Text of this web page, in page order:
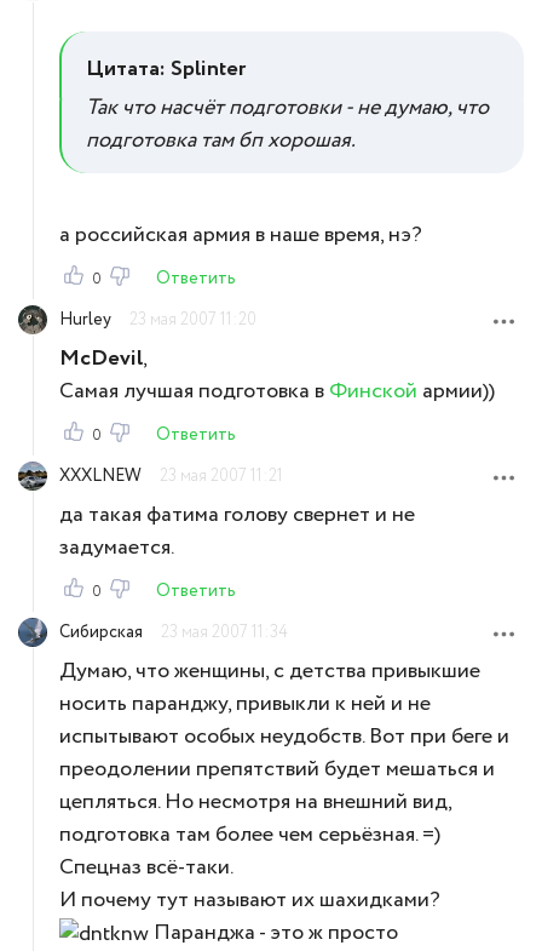
Цитата: Splinter
Так что насчёт подготовки - не думаю, что
подготовка там бп хорошая.
а российская армия в наше время, нэ?
0
Ответить
Hurley
23 мая 2007 11:20
McDevil,
Самая лучшая подготовка вФинской армии))
0
Ответить
XXXLNEW
23 мая 2007 11:21
да такая фатима голову свернет и не
задумается.
0
Ответить
Сибирская
23 мая 2007 11:34
Думаю, что женщины, с детства привыкшие
носить паранджу, привыкли к ней и не
испытывают особых неудобств. Вот при беге и
преодолении препятствий будет мешаться и
цепляться. Но несмотря на внешний вид,
подготовка там более чем серьёзная. =)
Спецназ всё-таки.
И почему тут называют их шахидками?
Паранджа - это ж просто